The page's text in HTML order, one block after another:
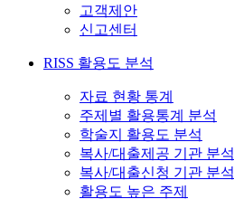
고객제안
신고센터
RISS 활용도 분석
자료 현황 통계
주제별 활용통계 분석
학술지 활용도 분석
복사/대출제공 기관 분석
복사/대출신청 기관 분석
활용도 높은 주제